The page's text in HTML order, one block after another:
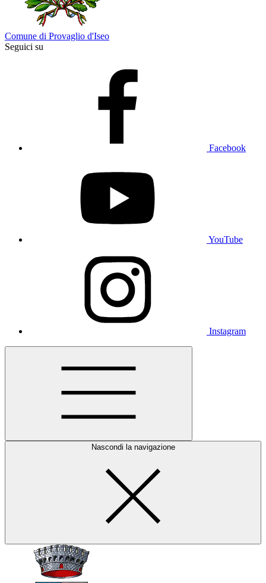
Comune di Provaglio d'Iseo
Seguici su
Facebook
YouTube
Instagram
Nascondi la navigazione